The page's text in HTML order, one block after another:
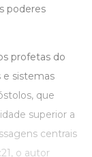
poderes
profetas do
e sistemas
que
superior a
centrais
o autor